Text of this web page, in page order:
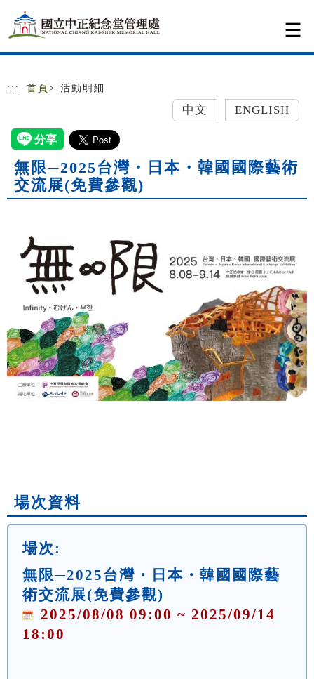
跳到主要內容
網站導覽
::: 首頁 > 活動明細
中文 ENGLISH
無限─2025台灣・日本・韓國國際藝術
交流展(免費參觀)
場次資料
場次:
無限─2025台灣・日本・韓國國際藝
術交流展(免費參觀)
2025/08/08 09:00 ~ 2025/09/14
18:00